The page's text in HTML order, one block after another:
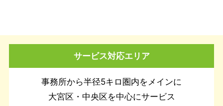
サービス対応エリア
事務所から半径5キロ圏内をメインに
大宮区・中央区を中心にサービス